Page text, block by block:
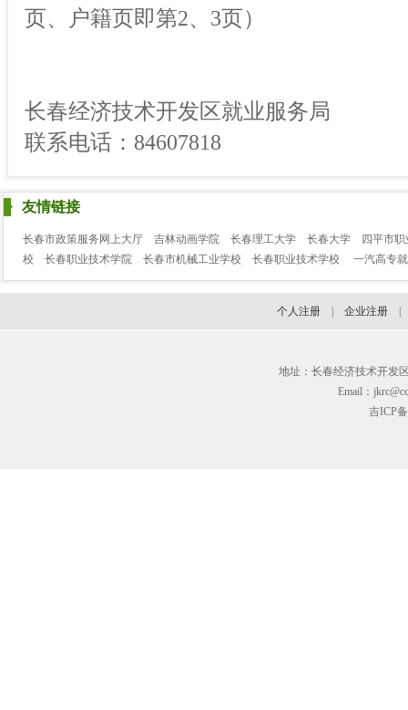
页、户籍页即第2、3页）
长春经济技术开发区就业服务局
联系电话：84607818
友情链接
长春市政策服务网上大厅 吉林动画学院 长春理工大学 长春大学
四平市
校
长春职业技术学院 长春市机械工业学校 长春职业技术学校 一汽高专
个人注册 企业注册
地址：长春经济技术开发
Email：
吉ICP